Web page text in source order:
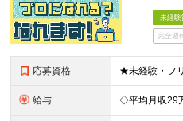
未経験
完全週
応募資格
給与